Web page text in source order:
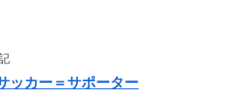
ッカー＝サポーター